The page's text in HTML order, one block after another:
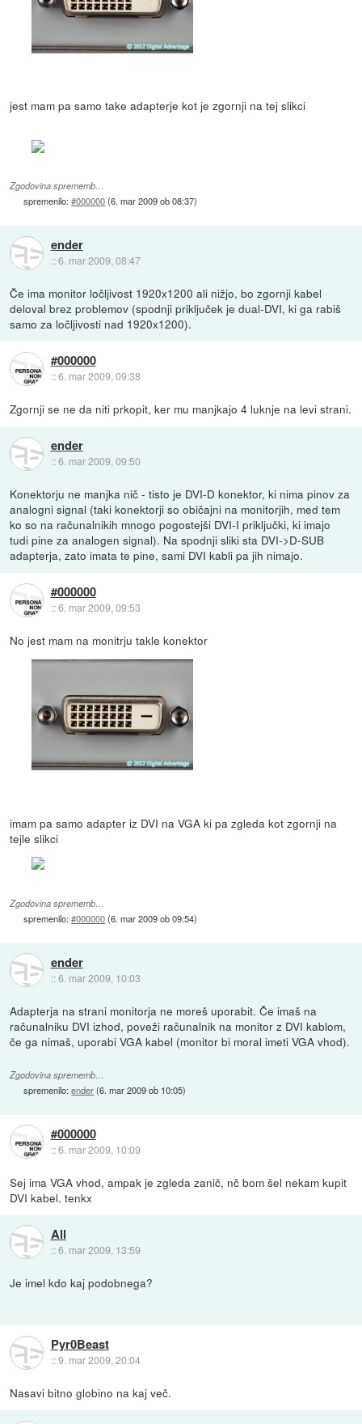
jest mam pa samo take adapterje kot je zgornji na tej slikci
Zgodovina sprememb…
spremenilo:#000000(6. mar 2009 ob 08:37)
ender
::6. mar 2009, 08:47
Če ima monitor ločljivost 1920x1200 ali nižjo, bo zgornji kabel
deloval brez problemov (spodnji priključek je dual-DVI, ki ga rabiš
samo za ločljivosti nad 1920x1200).
#000000
::6. mar 2009, 09:38
Zgornji se ne da niti prkopit, ker mu manjkajo 4 luknje na levi strani.
ender
::6. mar 2009, 09:50
Konektorju ne manjka nič - tisto je DVI-D konektor, ki nima pinov za
analogni signal (taki konektorji so običajni na monitorjih, med tem
ko so na računalnikih mnogo pogostejši DVI-I priključki, ki imajo
tudi pine za analogen signal). Na spodnji sliki sta DVI->D-SUB
adapterja, zato imata te pine, sami DVI kabli pa jih nimajo.
#000000
::6. mar 2009, 09:53
No jest mam na monitrju takle konektor
imam pa samo adapter iz DVI na VGA ki pa zgleda kot zgornji na
tejle slikci
Zgodovina sprememb…
spremenilo:#000000(6. mar 2009 ob 09:54)
ender
::6. mar 2009, 10:03
Adapterja na strani monitorja ne moreš uporabit. Če imaš na
računalniku DVI izhod, poveži računalnik na monitor z DVI kablom,
če ga nimaš, uporabi VGA kabel (monitor bi moral imeti VGA vhod).
Zgodovina sprememb…
spremenilo:ender(6. mar 2009 ob 10:05)
#000000
::6. mar 2009, 10:09
Sej ima VGA vhod, ampak je zgleda zanič, nč bom šel nekam kupit
DVI kabel. tenkx
All
::6. mar 2009, 13:59
Je imel kdo kaj podobnega?
Pyr0Beast
::9. mar 2009, 20:04
Nasavi bitno globino na kaj več.